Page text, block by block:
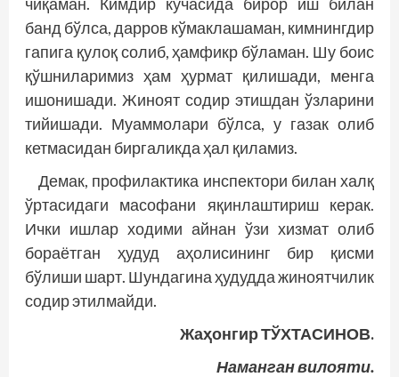
банд бўлса, дарров кўмаклашаман, кимнингдир
гапига қулоқ солиб, ҳамфикр бўламан. Шу боис
қўшниларимиз ҳам ҳурмат қилишади, менга
ишонишади. Жиноят содир этишдан ўзларини
тийишади. Муаммолари бўлса, у газак олиб
кетмасидан биргаликда ҳал қиламиз.
Демак, профилактика инспектори билан халқ
ўртасидаги масофани яқинлаштириш керак.
Ички ишлар ходими айнан ўзи хизмат олиб
бораётган ҳудуд аҳолисининг бир қисми
бўлиши шарт. Шундагина ҳудудда жиноятчилик
содир этилмайди.
Жаҳонгир ТЎХТАСИНОВ.
Наманган вилояти.